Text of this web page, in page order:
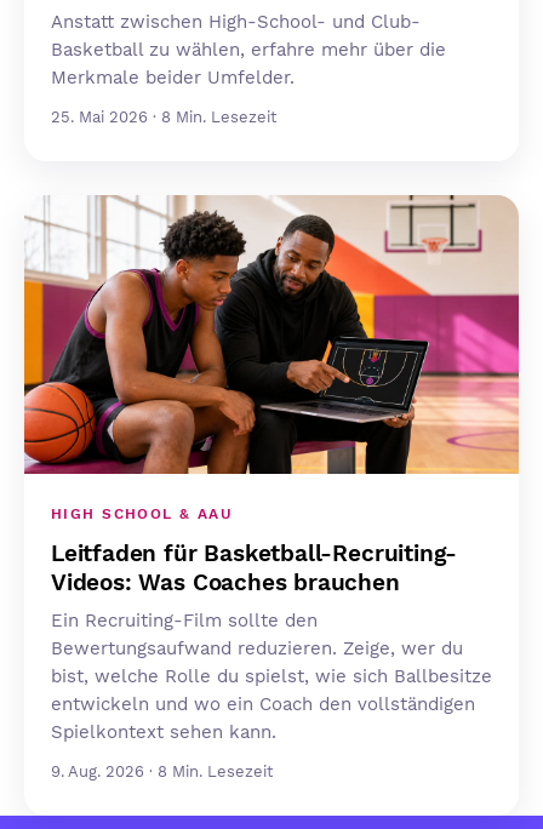
Anstatt zwischen High-School- und Club-
Basketball zu wählen, erfahre mehr über die
Merkmale beider Umfelder.
25. Mai 2026 · 8 Min. Lesezeit
HIGH SCHOOL & AAU
Leitfaden für Basketball-Recruiting-
Videos: Was Coaches brauchen
Ein Recruiting-Film sollte den
Bewertungsaufwand reduzieren. Zeige, wer du
bist, welche Rolle du spielst, wie sich Ballbesitze
entwickeln und wo ein Coach den vollständigen
Spielkontext sehen kann.
9. Aug. 2026 · 8 Min. Lesezeit